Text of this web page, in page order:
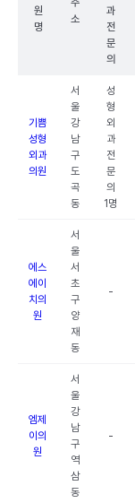
원
명
주
소
과
전
문
의
기쁨
성형
외과
의원
서
울
강
남
구
도
곡
동
성
형
외
과
전
문
의
1명
에스
에이
치의
원
서
울
서
초
구
양
재
동
-
엠제
이의
원
서
울
강
남
구
역
삼
동
-